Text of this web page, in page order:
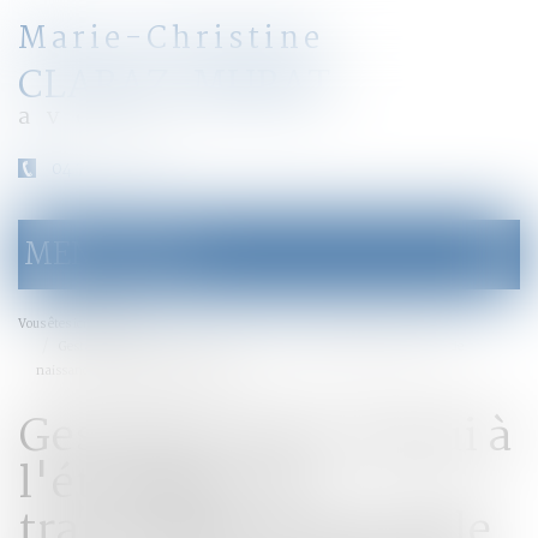
Marie-Christine
CLARAZ-MURAT
avocat
le
menu
MENU
Vous êtes ici :
naissance de l'enfant est autorisée
Gestation pour autrui à
l'étranger : la